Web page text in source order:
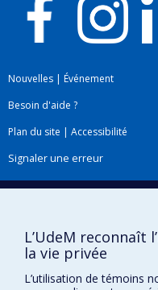
changer les
Nouvelles | Événement
Besoin d'aide ?
Plan du site | Accessibilité
Signaler une erreur
Téléchargez les logos de
L’UdeM reconnaît
la vie privée
L’utilisation de témoins